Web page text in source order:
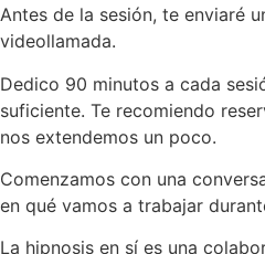
Antes de la sesión, te enviaré
videollamada.
Dedico 90 minutos a cada
suficiente. Te recomiendo
nos extendemos un poco.
Comenzamos con una
en qué vamos a trabajar
La hipnosis en sí es una